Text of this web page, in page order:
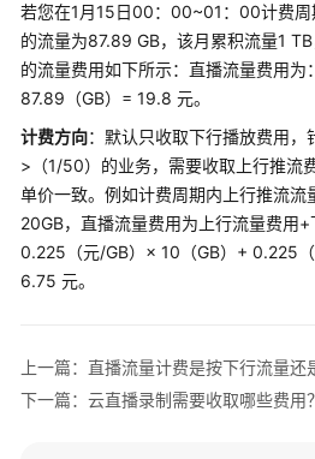
介
绍
计
费
说
明
计
项
础
服
若您在1月15日00：00~01：00计费周
的流量为87.89 GB，该月累积流量1
的流量费用如下所示：直播流量费用
87.89（GB）= 19.8 元。
计费方向：默认只收取下行播放费用，
>（1/50）的业务，需要收取上行推流
单价一致。例如计费周期内上行推流流
20GB，直播流量费用为上行流量费用
0.225（元/GB）× 10（GB）+ 0.225
6.75 元。
上一篇：直播流量计费是按下行流量还
下一篇：云直播录制需要收取哪些费用？